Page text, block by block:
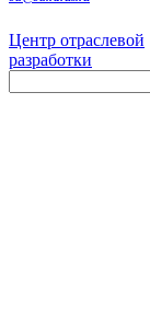
Центр отраслевой
разработки